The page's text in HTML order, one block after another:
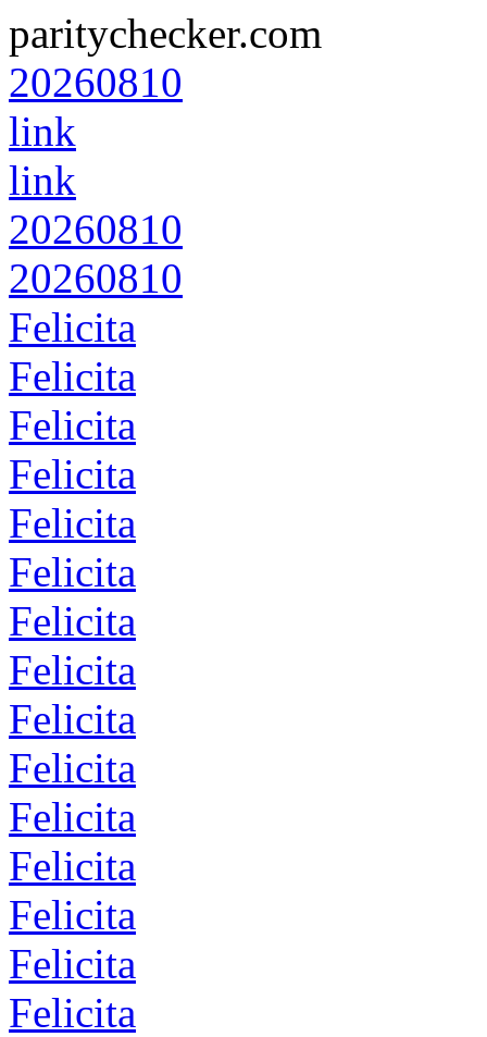
paritychecker.com
20260810
link
link
20260810
20260810
Felicita
Felicita
Felicita
Felicita
Felicita
Felicita
Felicita
Felicita
Felicita
Felicita
Felicita
Felicita
Felicita
Felicita
Felicita